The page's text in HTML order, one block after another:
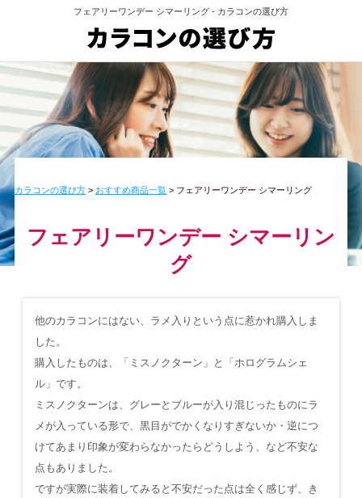
フェアリーワンデー シマーリング - カラコンの選び方
カラコンの選び方> おすすめ商品一覧> フェアリーワンデー シマーリング
フェアリーワンデー シマーリン
グ
他のカラコンにはない、ラメ入りという点に惹かれ購入しま
した。
購入したものは、「ミスノクターン」と「ホログラムシェ
ル」です。
ミスノクターンは、グレーとブルーが入り混じったものにラ
メが入っている形で、黒目がでかくなりすぎないか・逆につ
けてあまり印象が変わらなかったらどうしよう、など不安な
点もありました。
ですが実際に装着してみると不安だった点は全く感じず、き